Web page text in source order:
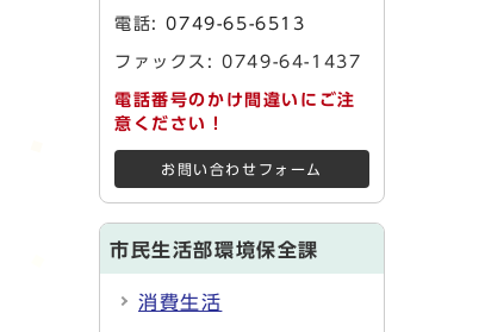
電話:0749-65-6513
ファックス: 0749-64-1437
電話番号のかけ間違いにご注
意ください！
お問い合わせフォーム
市民生活部環境保全課
消費生活